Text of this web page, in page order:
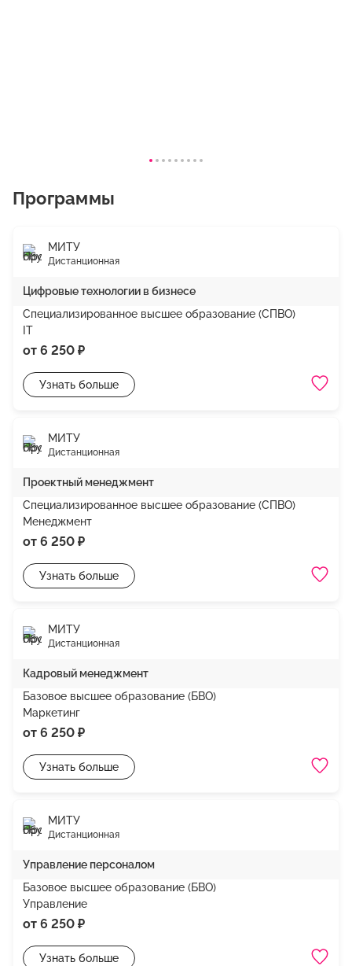
Программы
МИТУ
Дистанционная
Цифровые технологии в бизнесе
Специализированное высшее образование (СПВО)
IT
от 6 250 ₽
Узнать больше
МИТУ
Дистанционная
Проектный менеджмент
Специализированное высшее образование (СПВО)
Менеджмент
от 6 250 ₽
Узнать больше
МИТУ
Дистанционная
Кадровый менеджмент
Базовое высшее образование (БВО)
Маркетинг
от 6 250 ₽
Узнать больше
МИТУ
Дистанционная
Управление персоналом
Базовое высшее образование (БВО)
Управление
от 6 250 ₽
Узнать больше